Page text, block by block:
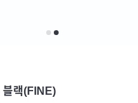
블랙(FINE)